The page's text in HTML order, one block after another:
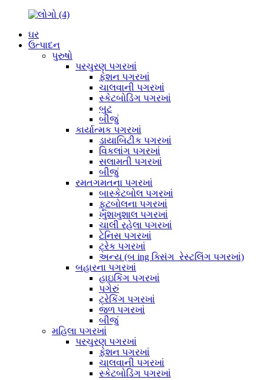
ઘર
ઉત્પાદન
પુરુષો
પરચુરણ પગરખાં
ફેશન પગરખાં
ચાલવાની પગરખાં
સ્કેટબોડિંગ પગરખાં
બુટ
બીજું
કાર્યાત્મક પગરખાં
ડાયાબિટીક પગરખાં
વિકલાંગ પગરખાં
સલામતી પગરખાં
બીજું
રમતગમતના પગરખાં
બાસ્કેટબોલ પગરખાં
ફૂટબોલના પગરખાં
ખુશખુશાલ પગરખાં
ચાલી રહેલા પગરખાં
ટેનિસ પગરખાં
ટ્રેક પગરખાં
અન્ય (બ ing ક્સિંગ_રેસ્ટલિંગ પગરખાં)
બહારના પગરખાં
હાઇકિંગ પગરખાં
પગેરું
ટ્રેકિંગ પગરખાં
જળ પગરખાં
બીજું
મહિલા પગરખાં
પરચુરણ પગરખાં
ફેશન પગરખાં
ચાલવાની પગરખાં
સ્કેટબોડિંગ પગરખાં